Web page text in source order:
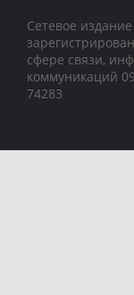
Сетевое
сфере связи,
коммуникаций
74283